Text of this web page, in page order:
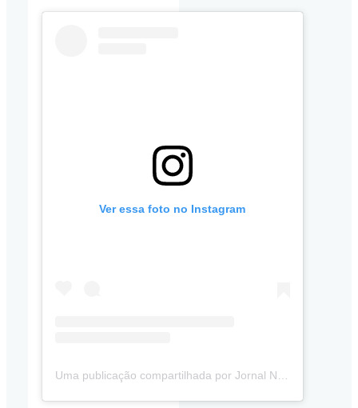
Ver essa foto no Instagram
Uma publicação compartilhada por Jornal News Butantã (@jornalnewsbutanta)